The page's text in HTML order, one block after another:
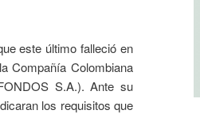
este último falleció en
Compañía Colombiana
S.A.). Ante su
los requisitos que